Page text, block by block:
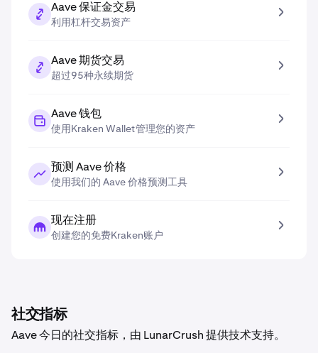
Aave 保证金交易
利用杠杆交易资产
Aave 期货交易
超过95种永续期货
Aave 钱包
使用Kraken Wallet管理您的资产
预测 Aave 价格
使用我们的 Aave 价格预测工具
现在注册
创建您的免费Kraken账户
社交指标
Aave 今日的社交指标，由 LunarCrush 提供技术支持。